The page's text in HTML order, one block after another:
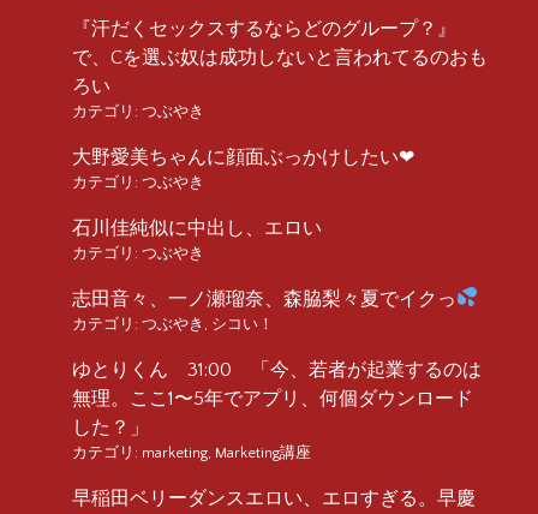
『汗だくセックスするならどのグループ？』
で、Cを選ぶ奴は成功しないと言われてるのおも
ろい
カテゴリ: つぶやき
大野愛美ちゃんに顔面ぶっかけしたい❤︎
カテゴリ: つぶやき
石川佳純似に中出し、エロい
カテゴリ: つぶやき
志田音々、一ノ瀬瑠奈、森脇梨々夏でイクっ
カテゴリ: つぶやき シコい！
ゆとりくん 31:00 「今、若者が起業するのは
無理。ここ1〜5年でアプリ、何個ダウンロード
した？」
カテゴリ: marketing Marketing講座
早稲田ベリーダンスエロい、エロすぎる。早慶